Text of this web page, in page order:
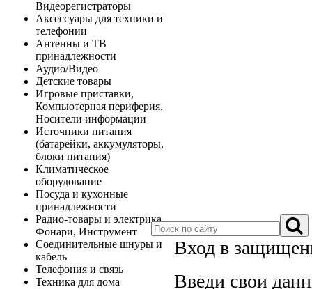
Видеорегистраторы
Аксессуары для техники и
телефонии
Антенны и ТВ
принадлежности
Аудио/Видео
Детские товары
Игровые приставки,
Компьютерная периферия,
Носители информации
Источники питания
(батарейки, аккумуляторы,
блоки питания)
Климатическое
оборудование
Посуда и кухонные
принадлежности
Радио-товары и электрика,
Фонари, Инструмент
Соединительные шнуры и
кабель
Телефония и связь
Техника для дома
Вход в
Введи свои